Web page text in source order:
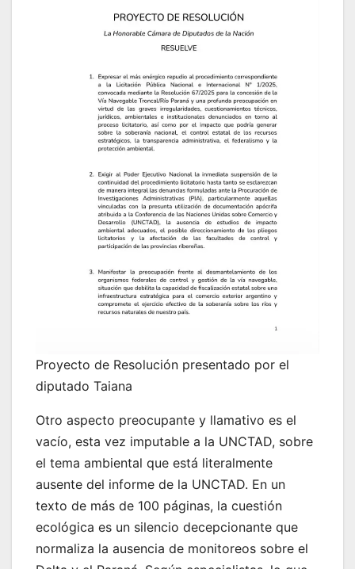
Proyecto de Resolución presentado por el
diputado Taiana
Otro aspecto preocupante y llamativo es el
vacío, esta vez imputable a la UNCTAD, sobre
el tema ambiental que está literalmente
ausente del informe de la UNCTAD. En un
texto de más de 100 páginas, la cuestión
ecológica es un silencio decepcionante que
normaliza la ausencia de monitoreos sobre el